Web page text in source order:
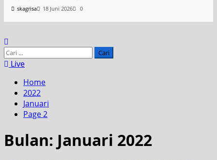
skagrisa 18 Juni 2026 0
Live
Home
2022
Januari
Page 2
Bulan: Januari 2022